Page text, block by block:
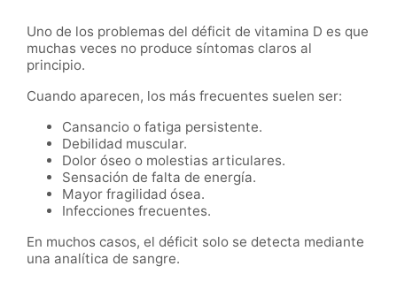
Uno de los problemas del déficit de vitamina D es que
muchas veces no produce síntomas claros al
principio.
Cuando aparecen, los más frecuentes suelen ser:
Cansancio o fatiga persistente.
Debilidad muscular.
Dolor óseo o molestias articulares.
Sensación de falta de energía.
Mayor fragilidad ósea.
Infecciones frecuentes.
En muchos casos, el déficit solo se detecta mediante
una analítica de sangre.